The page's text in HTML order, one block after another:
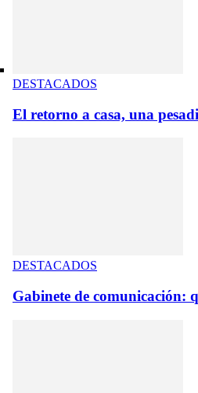
DESTACADOS
El retorno a casa, una
DESTACADOS
Gabinete de comunicación: